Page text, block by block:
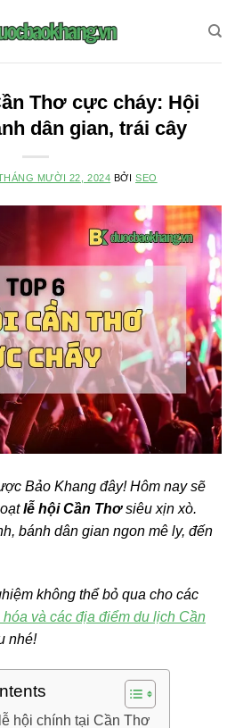
Thơ cực cháy: Hội
dân gian, trái cây
MƯỜI 22, 2024 BỞISEO
Bảo Khang đây! Hôm nay sẽ
lễ hội Cần Thơsiêu xịn xò.
bánh dân gian ngon mê ly, đến
không thể bỏ qua cho các
hóa và các địa điểm du lịch Cần
nhé!
hội chính tại Cần Thơ